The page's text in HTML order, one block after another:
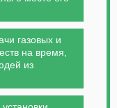
газовых и
на время,
из